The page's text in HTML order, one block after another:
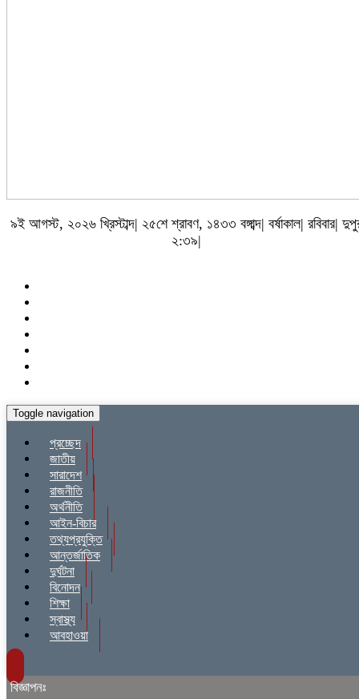
৯ই আগস্ট, ২০২৬ খ্রিস্টাব্দ| ২৫শে শ্রাবণ, ১৪৩৩ বঙ্গাব্দ| বর্ষাকাল| রবিবার|
২:৩৯|
Toggle navigation
প্রচ্ছেদ
জাতীয়
সারাদেশ
রাজনীতি
অর্থনীতি
আইন-বিচার
তথ্যপ্রযুক্তি
আন্তর্জাতিক
দুর্ঘটনা
বিনোদন
শিক্ষা
স্বাস্থ্য
আবহাওয়া
বিজ্ঞাপনঃ